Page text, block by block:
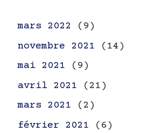
mars 2022
(9)
novembre 2021 (14)
mai 2021 (9)
avril 2021 (21)
mars 2021 (2)
février 2021 (6)